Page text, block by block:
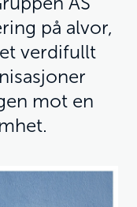
på alvor,
verdifullt
mot en